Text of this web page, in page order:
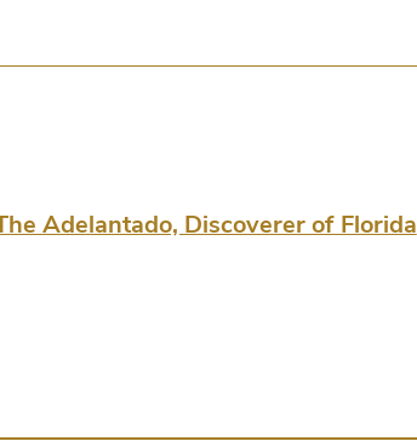
Adelantado, Discoverer of Florida